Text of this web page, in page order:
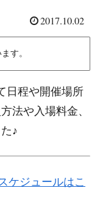
2017.10.02
す。
日程や開催場所
法や入場料金、
♪
ケジュールはこ